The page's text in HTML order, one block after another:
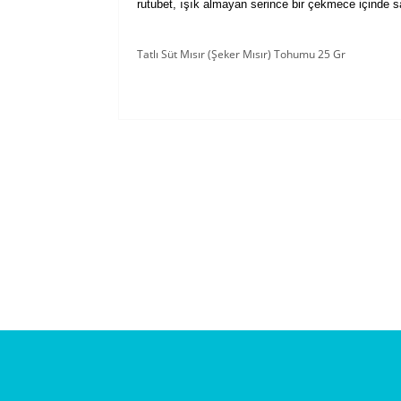
rutubet, ışık almayan serince bir çekmece içinde
Tatlı Süt Mısır (Şeker Mısır) Tohumu 25 Gr